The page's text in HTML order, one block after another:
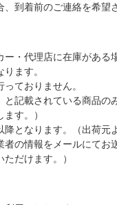
到着前のご連絡を希望
ー・代理店に在庫があ
ます。
ておりません。
と記載されている商品
す。）
となります。（出荷元
者の情報をメールにて
だけます。）